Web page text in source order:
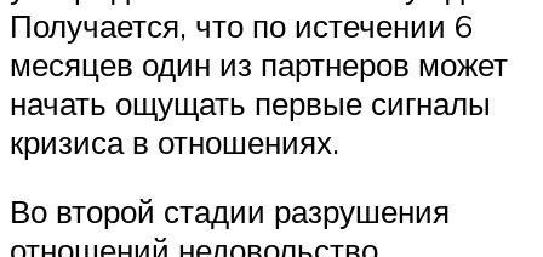
Получается, что по истечении 6
месяцев один из партнеров может
начать ощущать первые сигналы
кризиса в отношениях.
Во второй стадии разрушения